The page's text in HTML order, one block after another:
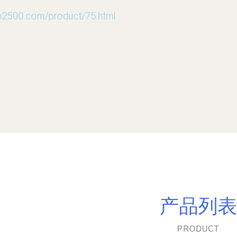
product/75.html
产品列表
PRODUCT